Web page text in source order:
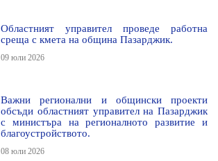
Областният управител проведе работна
среща с кмета на община Пазарджик.
09 юли 2026
Важни регионални и общински проекти
обсъди областният управител на Пазарджик
с министъра на регионалното развитие и
благоустройството.
08 юли 2026